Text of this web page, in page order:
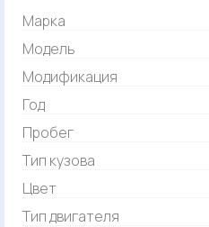
Марка
Модель
Модификация
Год
Пробег
Тип кузова
Цвет
Тип двигателя